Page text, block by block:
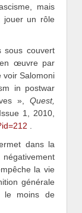
mais
jouer un rôle
sous couvert
œuvre par
voir Salomoni
in postwar
», Quest,
Issue 1, 2010,
dans la
la vie
générale
le moins de